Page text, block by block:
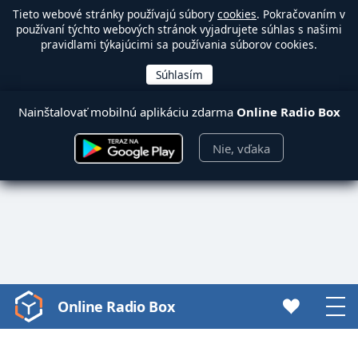
Tieto webové stránky používajú súbory cookies. Pokračovaním v
používaní týchto webových stránok vyjadrujete súhlas s našimi
pravidlami týkajúcimi sa používania súborov cookies.
Nainštalovať mobilnú aplikáciu zdarma Online Radio Box
Nie, vďaka
Video
Player
Online Radio Box